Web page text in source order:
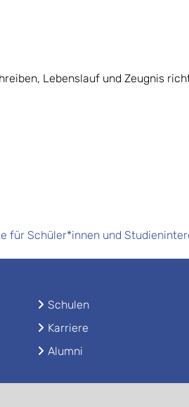
Lebenslauf und Zeugnis
für Schüler*innen und
Schulen
Karriere
Alumni